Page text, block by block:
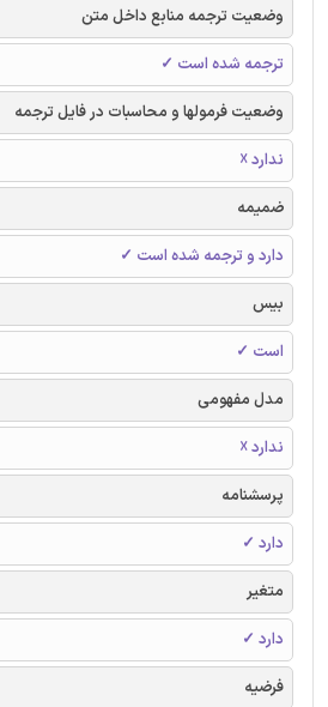
وضعیت ترجمه منابع داخل متن
ترجمه شده است ✓
وضعیت فرمولها و محاسبات در فایل ترجمه
ندارد ☓
ضمیمه
دارد و ترجمه شده است ✓
بیس
است ✓
مدل مفهومی
ندارد ☓
پرسشنامه
دارد ✓
متغیر
دارد ✓
فرضیه